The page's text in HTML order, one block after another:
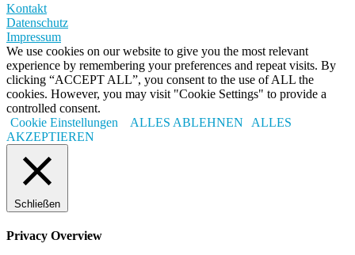
Kontakt
Datenschutz
Impressum
We use cookies on our website to give you the most relevant
experience by remembering your preferences and repeat visits. By
clicking “ACCEPT ALL”, you consent to the use of ALL the
cookies. However, you may visit "Cookie Settings" to provide a
controlled consent.
Cookie Einstellungen
ALLES ABLEHNEN
ALLES
AKZEPTIEREN
Schließen
Privacy Overview